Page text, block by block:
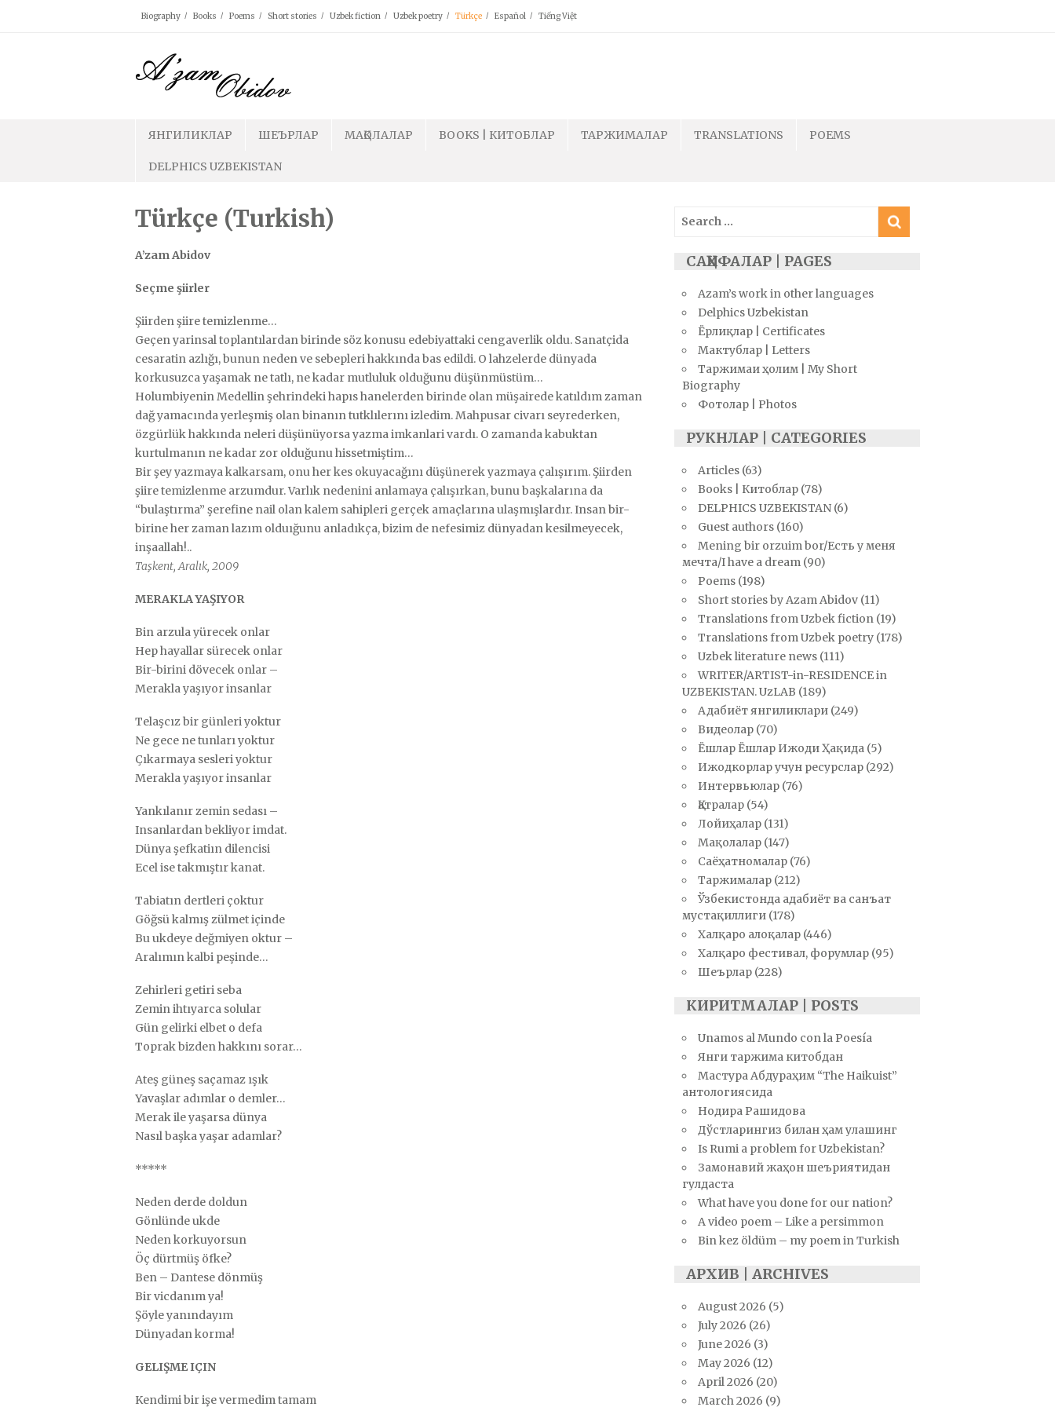
Biography Books Poems Short stories Uzbek fiction Uzbek poetry Türkçe Español Tiếng Việt
ЯНГИЛИКЛАР ШЕЪРЛАР МАҚОЛАЛАР BOOKS | КИТОБЛАР ТАРЖИМАЛАР TRANSLATIONS POEMS
DELPHICS UZBEKISTAN
Türkçe (Turkish)
A’zam Abidov
Seçme şiirler
Şiirden şiire temizlenme…
Geçen yarinsal toplantılardan birinde söz konusu edebiyattaki cengaverlik oldu. Sanatçida
cesaratin azlığı, bunun neden ve sebepleri hakkında bas edildi. O lahzelerde dünyada
korkusuzca yaşamak ne tatlı, ne kadar mutluluk olduğunu düşünmüstüm…
Holumbiyenin Medellin şehrindeki hapıs hanelerden birinde olan müşairede katıldım zaman
dağ yamacında yerleşmiş olan binanın tutklılerını izledim. Mahpusar civarı seyrederken,
özgürlük hakkında neleri düşünüyorsa yazma imkanlari vardı. O zamanda kabuktan
kurtulmanın ne kadar zor olduğunu hissetmiştim…
Bir şey yazmaya kalkarsam, onu her kes okuyacağını düşünerek yazmaya çalışırım. Şiirden
şiire temizlenme arzumdur. Varlık nedenini anlamaya çalışırkan, bunu başkalarına da
“bulaştırma” şerefine nail olan kalem sahipleri gerçek amaçlarına ulaşmışlardır. Insan bir-
birine her zaman lazım olduığunu anladıkça, bizim de nefesimiz dünyadan kesilmeyecek,
inşaallah!..
Taşkent, Aralık, 2009
MERAKLA YAŞIYOR
Bin arzula yürecek onlar
Hep hayallar sürecek onlar
Bir-birini dövecek onlar –
Merakla yaşıyor insanlar
Telaşcız bir günleri yoktur
Ne gece ne tunları yoktur
Çıkarmaya sesleri yoktur
Merakla yaşıyor insanlar
Yankılanır zemin sedası –
Insanlardan bekliyor imdat.
Dünya şefkatiın dilencisi
Ecel ise takmıştır kanat.
Tabiatın dertleri çoktur
Göğsü kalmış zülmet içinde
Bu ukdeye değmiyen oktur –
Aralımın kalbi peşinde…
Zehirleri getiri seba
Zemin ihtıyarca solular
Gün gelirki elbet o defa
Toprak bizden hakkını sorar…
Ateş güneş saçamaz ışık
Yavaşlar adımlar o demler…
Merak ile yaşarsa dünya
Nasıl başka yaşar adamlar?
*****
Neden derde doldun
Gönlünde ukde
Neden korkuyorsun
Öç dürtmüş öfke?
Ben – Dantese dönmüş
Bir vicdanım ya!
Şöyle yanındayım
Dünyadan korma!
GELIŞME IÇIN
Kendimi bir işe vermedim tamam
Search
for:
САҲИФАЛАР | PAGES
Azam’s work in other languages
Delphics Uzbekistan
Ёрлиқлар | Certificates
Мактублар | Letters
Таржимаи ҳолим | My Short
Biography
Фотолар | Photos
РУКНЛАР | CATEGORIES
Articles(63)
Books | Китоблар(78)
DELPHICS UZBEKISTAN(6)
Guest authors(160)
Mening bir orzuim bor/Есть у меня
мечта/I have a dream(90)
Poems(198)
Short stories by Azam Abidov(11)
Translations from Uzbek fiction(19)
Translations from Uzbek poetry(178)
Uzbek literature news(111)
WRITER/ARTIST-in-RESIDENCE in
UZBEKISTAN. UzLAB (189)
Адабиёт янгиликлари(249)
Видеолар(70)
Ёшлар Ёшлар Ижоди Ҳақида(5)
Ижодкорлар учун ресурслар(292)
Интервьюлар(76)
Қатралар(54)
Лойиҳалар(131)
Мақолалар(147)
Саёҳатномалар(76)
Таржималар(212)
Ўзбекистонда адабиёт ва санъат
мустақиллиги(178)
Халқаро алоқалар(446)
Халқаро фестивал, форумлар(95)
Шеърлар(228)
КИРИТМАЛАР | POSTS
Unamos al Mundo con la Poesía
Янги таржима китобдан
Мастура Абдураҳим “The Haikuist”
антологиясида
Нодира Рашидова
Дўстларингиз билан ҳам улашинг
Is Rumi a problem for Uzbekistan?
Замонавий жаҳон шеъриятидан
гулдаста
What have you done for our nation?
A video poem – Like a persimmon
Bin kez öldüm – my poem in Turkish
АРХИВ | ARCHIVES
August 2026 (5)
July 2026 (26)
June 2026 (3)
May 2026 (12)
April 2026 (20)
March 2026 (9)